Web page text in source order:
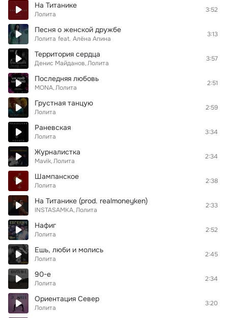
На Титанике
Лолита
3:52
Песня о женской дружбе
Лолита feat. Алёна Апина
3:13
Территория сердца
Денис Майданов Лолита
3:57
Последняя любовь
MONA Лолита
2:51
Грустная танцую
Лолита
2:59
Раневская
Лолита
3:34
Журналистка
Mavik Лолита
2:34
Шампанское
Лолита
2:38
На Титанике (prod. realmoneyken)
INSTASAMKA Лолита
2:33
Нафиг
Лолита
2:52
Ешь, люби и молись
Лолита
2:45
90-е
Лолита
2:34
Ориентация Север
Лолита
3:20